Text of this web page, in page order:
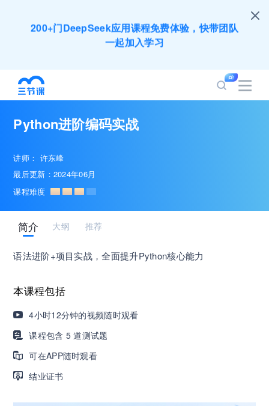
200+门DeepSeek应用课程免费体验，快带团队
一起加入学习
培训人只给员工找学习资源，却忘记自己也要成长
出海业务到底要落地哪些国家才合适？国别文化与
企业正处于快速成长期，但员工能力跟不上发展？
8000门课程解决成长型企业所有岗位技能差距
营销获客｜流量转化｜数据驱动｜销售赢单 4000
+课程等你带团队一起免费学习
AI职场发展实战课：深度解读AI在不同职业场景下
🔥精选10门AI王牌课：助你成功入行AI岗位，🚀
成为行业AI人才！
Python进阶编码实战
讲师： 许东峰
最后更新：2024年06月
课程难度
简介 大纲 推荐
语法进阶+项目实战，全面提升Python核心能力
本课程包括
4小时12分钟的视频随时观看
课程包含 5 道测试题
可在APP随时观看
结业证书